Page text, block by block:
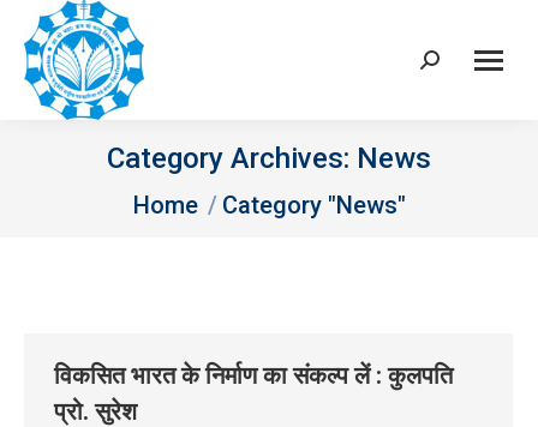
Search:
Category Archives: News
You are here:
Home Category "News"
विकसित भारत के निर्माण का संकल्प लें : कुलपति
प्रो. सुरेश